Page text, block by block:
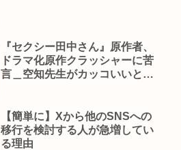
『セクシー田中さん』原作者、
ドラマ化原作クラッシャーに苦
言＿空知先生がカッコいいと話
【簡単に】Xから他のSNSへの
移行を検討する人が急増してい
る理由